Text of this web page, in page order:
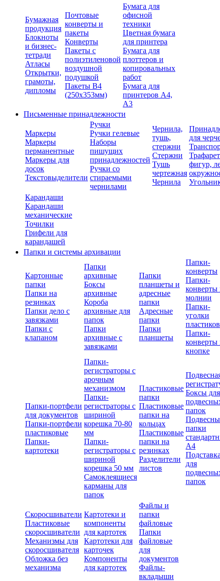
Бумажная
продукция
Блокноты
и бизнес-
тетради
Атласы
Открытки,
грамоты,
дипломы
Почтовые
конверты и
пакеты
Конверты
Пакеты с
полиэтиленовой
воздушной
подушкой
Пакеты В4
(250х353мм)
Бумага для
офисной
техники
Цветная бумага
для принтера
Бумага для
плоттеров и
копировальных
работ
Бумага для
принтеров А4,
А3
Письменные принадлежности
Маркеры
Маркеры
перманентные
Маркеры для
досок
Текстовыделители
Ручки
Ручки гелевые
Наборы
пишущих
принадлежностей
Ручки со
стираемыми
чернилами
Чернила,
тушь,
стержни
Стержни
Тушь
чертежная
Чернила
для
фигур,
Карандаши
Карандаши
механические
Точилки
Грифели для
карандашей
Папки и системы архивации
Картонные
папки
Папки на
резинках
Папки дело с
завязками
Папки с
клапаном
Папки
архивные
Боксы
архивные
Короба
архивные для
папок
Папки
архивные с
завязками
Папки
планшеты и
адресные
папки
Адресные
папки
Папки
планшеты
Папки-
конверты
Папки-
конверты
молнии
Папки-
уголки
Папки-
конверты
кнопке
Папки-портфели
для документов
Папки-портфели
пластиковые
Папки-
картотеки
Папки-
регистраторы с
арочным
механизмом
Папки-
регистраторы с
шириной
корешка 70-80
мм
Папки-
регистраторы с
шириной
корешка 50 мм
Самоклеящиеся
карманы для
папок
Пластиковые
папки
Пластиковые
папки на
кольцах
Пластиковые
папки на
резинках
Разделители
листов
Боксы для
папок
папки
А4
для
папок
Скоросшиватели
Пластиковые
скоросшиватели
Механизмы для
скоросшивателя
Обложка без
механизма
Картотеки и
компоненты
для картотек
Картотеки для
карточек
Компоненты
для картотек
Файлы и
папки
файловые
Папки
файловые
для
документов
Файлы-
вкладыши